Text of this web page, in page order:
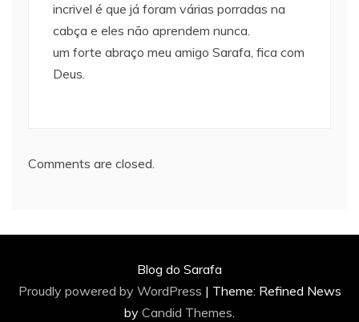
incrivel é que já foram várias porradas na
cabça e eles não aprendem nunca.
um forte abraço meu amigo Sarafa, fica com
Deus.
Comments are closed.
Blog do Sarafa
Proudly powered by WordPress | Theme: Refined News
by Candid Themes.